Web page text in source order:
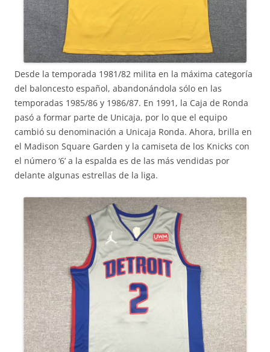
Desde la temporada 1981/82 milita en la máxima categoría
del baloncesto español, abandonándola sólo en las
temporadas 1985/86 y 1986/87. En 1991, la Caja de Ronda
pasó a formar parte de Unicaja, por lo que el equipo
cambió su denominación a Unicaja Ronda. Ahora, brilla en
el Madison Square Garden y la camiseta de los Knicks con
el número ‘6’ a la espalda es de las más vendidas por
delante algunas estrellas de la liga.